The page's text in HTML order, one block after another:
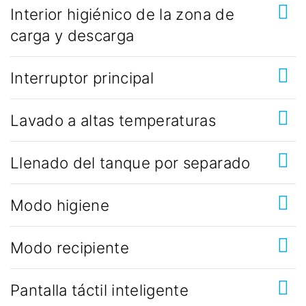
Interior higiénico de la zona de
carga y descarga
Interruptor principal
Lavado a altas temperaturas
Llenado del tanque por separado
Modo higiene
Modo recipiente
Pantalla táctil inteligente